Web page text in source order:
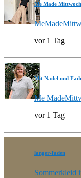
Me Made Mittwoch
vor 1 Tag
Mit Nadel und
Me
vor 1 Tag
langer-faden
Sommerkleid